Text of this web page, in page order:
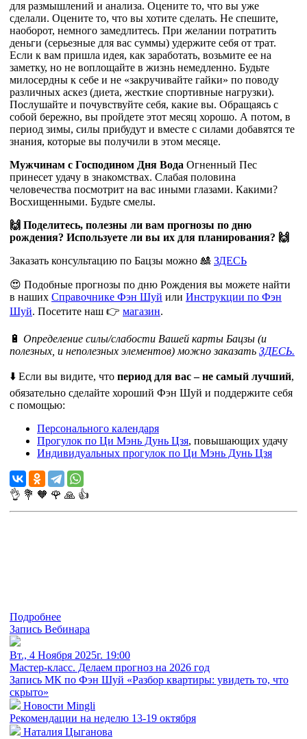
для размышлений и анализа. Оцените то, что вы уже
сделали. Оцените то, что вы хотите сделать. Не спешите,
наоборот, немного замедлитесь. При желании потратить
деньги (серьезные для вас суммы) удержите себя от трат.
Если к вам пришла идея, как заработать, возьмите ее на
заметку, но не воплощайте в жизнь немедленно. Будьте
милосердны к себе и не «закручивайте гайки» по поводу
различных аскез (диета, жесткие спортивные нагрузки).
Послушайте и почувствуйте себя, какие вы. Обращаясь с
собой бережно, вы пройдете этот месяц хорошо. А потом, в
период зимы, силы прибудут и вместе с силами добавятся те
знания, которые вы получили в этом месяце.
Мужчинам с Господином Дня Вода Огненный Пес
принесет удачу в знакомствах. Слабая половина
человечества посмотрит на вас иными глазами. Какими?
Восхищенными. Будьте смелы.
🙌 Поделитесь, полезны ли вам прогнозы по дню
рождения? Используете ли вы их для планирования? 🙌
Заказать консультацию по Бацзы можно 🎎 ЗДЕСЬ
😍 Подобные прогнозы по дню Рождения вы можете найти
в наших Справочнике Фэн Шуй или Инструкции по Фэн
Шуй. Посетите наш 👉 магазин.
🔋 Определение силы/слабости Вашей карты Бацзы (и
полезных, и неполезных элементов) можно заказать ЗДЕСЬ.
⬇️ Если вы видите, что период для вас – не самый лучший,
обязательно сделайте хороший Фэн Шуй и поддержите себя
с помощью:
Персонального календаря
Прогулок по Ци Мэнь Дунь Цзя, повышающих удачу
Индивидуальных прогулок по Ци Мэнь Дунь Цзя
👌 💐 🧡 🌹 🙏 👍
Подробнее
Запись Вебинара
Вт., 4 Ноября 2025г. 19:00
Мастер-класс. Делаем прогноз на 2026 год
Запись МК по Фэн Шуй «Разбор квартиры: увидеть то, что
скрыто»
Новости Mingli
Рекомендации на неделю 13-19 октября
Наталия Цыганова